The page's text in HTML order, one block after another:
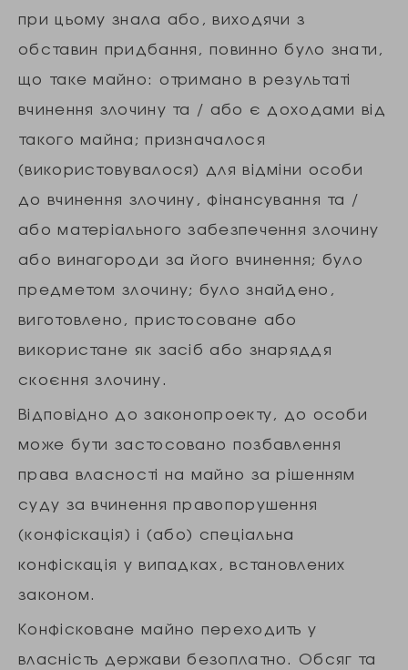
при цьому знала або, виходячи з
обставин придбання, повинно було знати,
що таке майно: отримано в результаті
вчинення злочину та / або є доходами від
такого майна; призначалося
(використовувалося) для відміни особи
до вчинення злочину, фінансування та /
або матеріального забезпечення злочину
або винагороди за його вчинення; було
предметом злочину; було знайдено,
виготовлено, пристосоване або
використане як засіб або знаряддя
скоєння злочину.
Відповідно до законопроекту, до особи
може бути застосовано позбавлення
права власності на майно за рішенням
суду за вчинення правопорушення
(конфіскація) і (або) спеціальна
конфіскація у випадках, встановлених
законом.
Конфісковане майно переходить у
власність держави безоплатно. Обсяг та